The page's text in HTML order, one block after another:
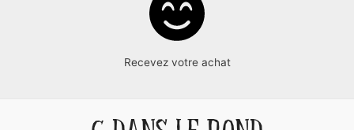
Recevez votre achat